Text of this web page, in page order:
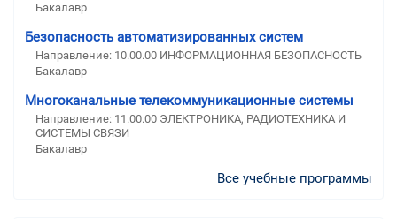
Бакалавр
Безопасность автоматизированных систем
Направление: 10.00.00 ИНФОРМАЦИОННАЯ БЕЗОПАСНОСТЬ
Бакалавр
Многоканальные телекоммуникационные системы
Направление: 11.00.00 ЭЛЕКТРОНИКА, РАДИОТЕХНИКА И
СИСТЕМЫ СВЯЗИ
Бакалавр
Все учебные программы